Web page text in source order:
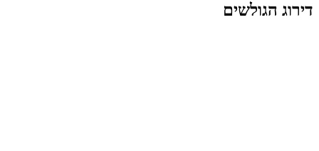
דירוג הגולשים